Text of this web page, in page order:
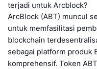
terjadi untuk Arcblock?
ArcBlock (ABT) muncul
untuk memfasilitasi
blockchain
sebagai platform produk
komprehensif. Token